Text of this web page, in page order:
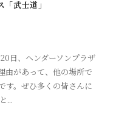
「武士道」
日、ヘンダーソンプラザ
由があって、他の場所で
す。ぜひ多くの皆さんに
...